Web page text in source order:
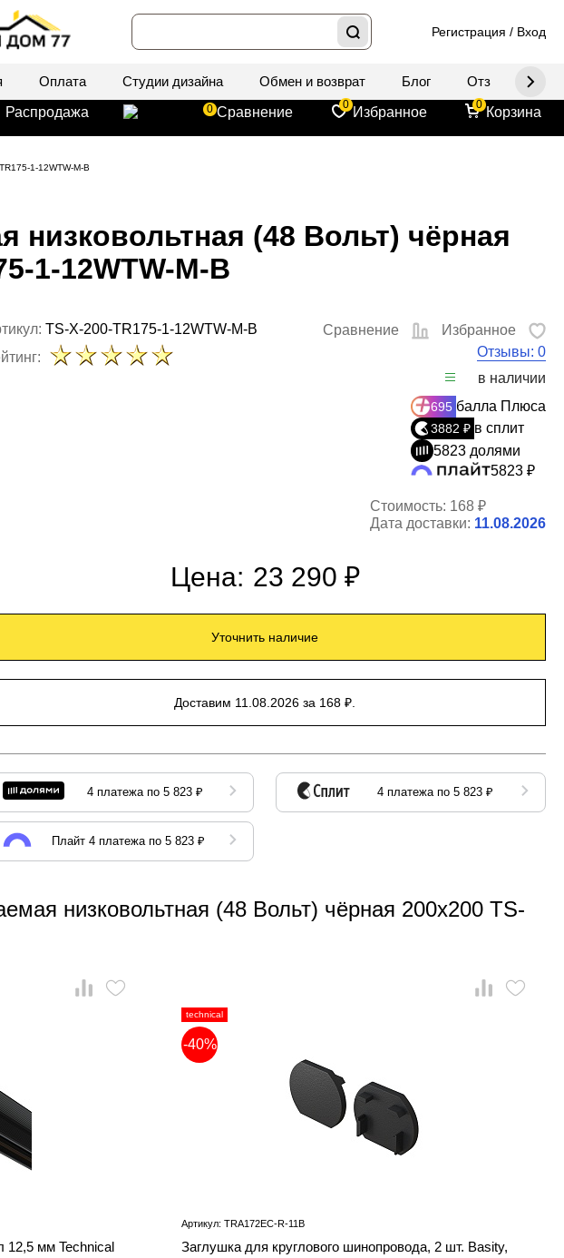
Регистрация / Вход
Оплата Студии дизайна Обмен и возврат Блог Отзывы
Распродажа
0 Сравнение 0 Избранное 0 Корзина
1-12WTW-M-B
низковольтная (48 Вольт) чёрная
1-12WTW-M-B
TS-X-200-TR175-1-12WTW-M-B Сравнение
Избранное
Отзывы: 0
в наличии
695 балла Плюса
3882 ₽ в сплит
5823 долями
5823 ₽
Стоимость: 168 ₽
Дата доставки: 11.08.2026
Цена: 23 290 ₽
Уточнить наличие
Доставим 11.08.2026 за 168 ₽.
4 платежа по 5 823 ₽ 4 платежа по 5 823 ₽
Плайт 4 платежа по 5 823 ₽
низковольтная (48 Вольт) чёрная 200x200 TS-
12,5 мм Technical
technical
-40%
Артикул: TRA172EC-R-11B
Заглушка для круглового шинопровода, 2 шт. Basity,